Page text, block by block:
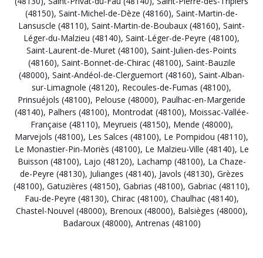
(48150), Saint-Michel-de-Dèze (48160), Saint-Martin-de-
Lansuscle (48110), Saint-Martin-de-Boubaux (48160), Saint-
Léger-du-Malzieu (48140), Saint-Léger-de-Peyre (48100),
Saint-Laurent-de-Muret (48100), Saint-Julien-des-Points
(48160), Saint-Bonnet-de-Chirac (48100), Saint-Bauzile
(48000), Saint-Andéol-de-Clerguemort (48160), Saint-Alban-
sur-Limagnole (48120), Recoules-de-Fumas (48100),
Prinsuéjols (48100), Pelouse (48000), Paulhac-en-Margeride
(48140), Palhers (48100), Montrodat (48100), Moissac-Vallée-
Française (48110), Meyrueis (48150), Mende (48000),
Marvejols (48100), Les Salces (48100), Le Pompidou (48110),
Le Monastier-Pin-Moriès (48100), Le Malzieu-Ville (48140), Le
Buisson (48100), Lajo (48120), Lachamp (48100), La Chaze-
de-Peyre (48130), Julianges (48140), Javols (48130), Grèzes
(48100), Gatuzières (48150), Gabrias (48100), Gabriac (48110),
Fau-de-Peyre (48130), Chirac (48100), Chaulhac (48140),
Chastel-Nouvel (48000), Brenoux (48000), Balsièges (48000),
Badaroux (48000), Antrenas (48100)